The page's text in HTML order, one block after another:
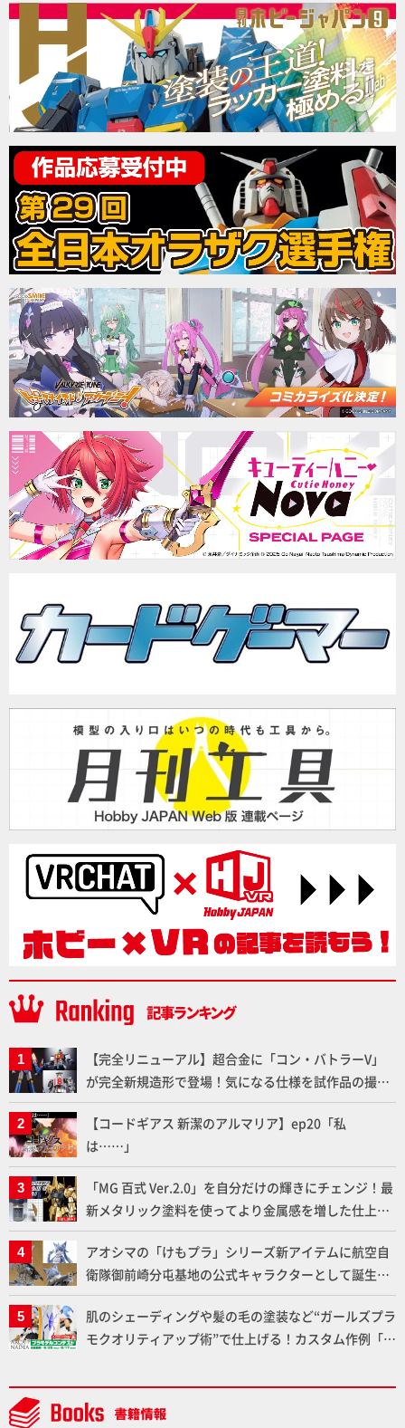
【完全リニューアル】超合金に「コン・バトラーV」
が完全新規造形で登場！気になる仕様を試作品の撮り
下ろしでご紹介!!さらに「大鉄人17」＆「ワンエイ
ト」セット情報もお届け！【超合金の魂】
【コードギアス 新潔のアルマリア】ep20「私
は……」
「MG 百式 Ver.2.0」を自分だけの輝きにチェンジ！最
新メタリック塗料を使ってより金属感を増した仕上が
りに!!【試し読み】
アオシマの「けもプラ」シリーズ新アイテムに航空自
衛隊御前崎分屯基地の公式キャラクターとして誕生し
た「おまねこ」が着任！けもプラ公式サイト限定版と
通常版の2ラインで発売！
肌のシェーディングや髪の毛の塗装など“ガールズプラ
モクオリティアップ術”で仕上げる！カスタム作例「白
デルコンテスト」～8月17日（月）11:59まで応募受付
中】